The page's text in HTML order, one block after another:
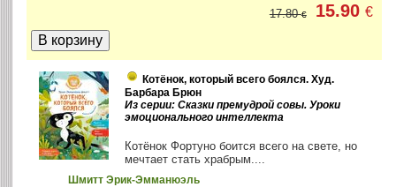
17.80€ 15.90€
Котёнок, который всего боялся. Худ.
Барбара Брюн
Из серии: Сказки премудрой совы. Уроки
эмоционального интеллекта
Котёнок Фортуно боится всего на свете, но
мечтает стать храбрым....
Шмитт Эрик-Эмманюэль